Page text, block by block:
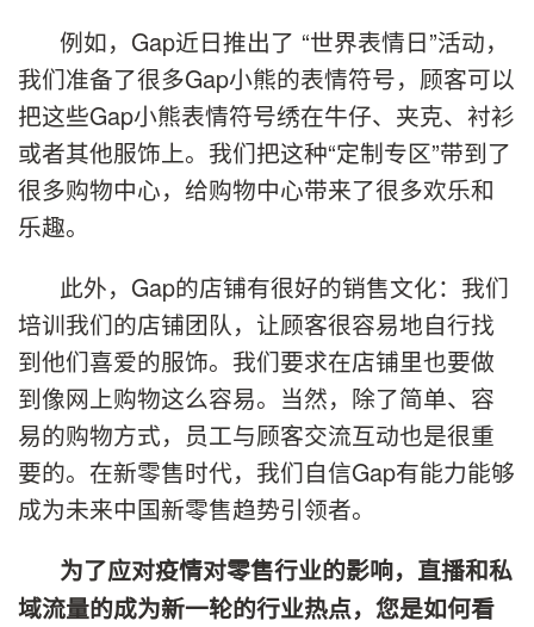
例如，Gap近日推出了 “世界表情日”活动，
我们准备了很多Gap小熊的表情符号，顾客可以
把这些Gap小熊表情符号绣在牛仔、夹克、衬衫
或者其他服饰上。我们把这种“定制专区”带到了
很多购物中心，给购物中心带来了很多欢乐和
乐趣。
此外，Gap的店铺有很好的销售文化：我们
培训我们的店铺团队，让顾客很容易地自行找
到他们喜爱的服饰。我们要求在店铺里也要做
到像网上购物这么容易。当然，除了简单、容
易的购物方式，员工与顾客交流互动也是很重
要的。在新零售时代，我们自信Gap有能力能够
成为未来中国新零售趋势引领者。
为了应对疫情对零售行业的影响，直播和私
域流量的成为新一轮的行业热点，您是如何看